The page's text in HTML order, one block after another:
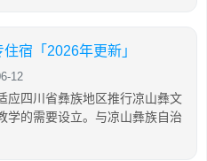
宿「2026年更新」
12
应四川省彝族地区推行凉山彝文
学的需要设立。与凉山彝族自治